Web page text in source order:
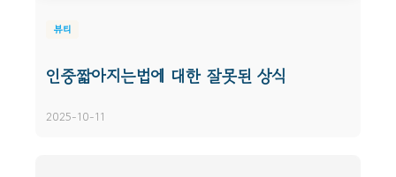
뷰티
인중짧아지는법에 대한 잘못된 상식
2025-10-11